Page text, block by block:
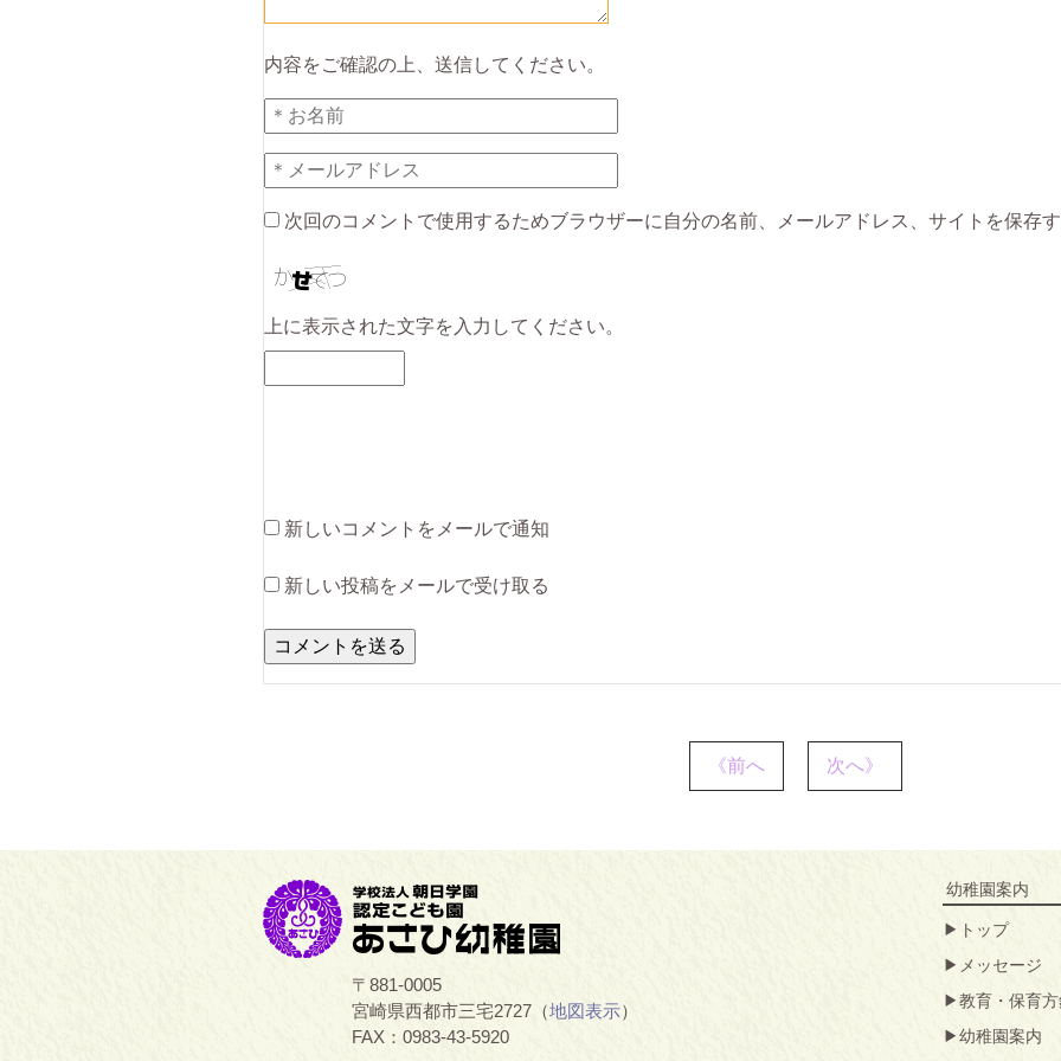
内容をご確認の上、送信してください。
次回のコメントで使用するためブラウザーに自分の名前、メールアドレス、サイトを保存
上に表示された文字を入力してください。
新しいコメントをメールで通知
新しい投稿をメールで受け取る
《前へ 次へ》
〒881-0005
宮崎県西都市三宅2727（地図表示）
FAX：0983-43-5920
幼稚園案内
トップ
メッセージ
教育・保育
幼稚園案内